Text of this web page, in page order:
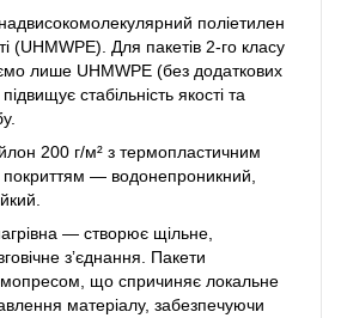
поліетилен
(UHMWPE). Для пакетів 2-го класу
лише UHMWPE (без додаткових
стабільність якості та
200 г/м² з термопластичним
покриттям — водонепроникний,
— створює щільне,
зʼєднання. Пакети
що спричиняє локальне
матеріалу, забезпечуючи